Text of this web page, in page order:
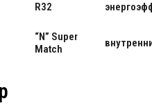
R32
“N” Super
Match